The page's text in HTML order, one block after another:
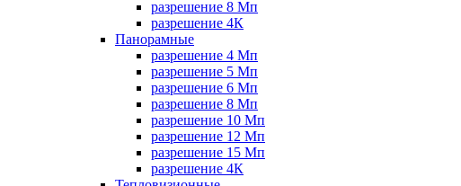
разрешение 8 Мп
разрешение 4К
Панорамные
разрешение 4 Мп
разрешение 5 Мп
разрешение 6 Мп
разрешение 8 Мп
разрешение 10 Мп
разрешение 12 Мп
разрешение 15 Мп
разрешение 4К